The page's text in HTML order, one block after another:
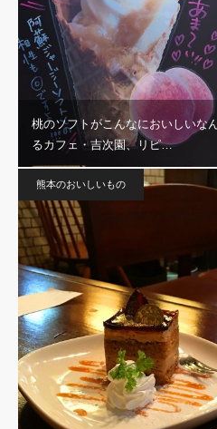
桃のソフトがこんなにおいしいな
るカフェ・吉次園、リピ…
熊本のおいしいもの